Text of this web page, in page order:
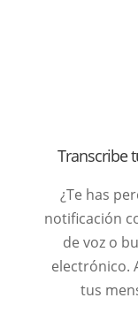
Transcribe
¿Te has
notificación
de voz o
electrónico.
tus